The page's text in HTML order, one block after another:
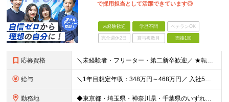
で採用担当として活躍できています◎
未経験歓迎 学歴不問 ベテランOK
完全週休2日 賞与複数月 面接1回
応募資格 ＼未経験者・フリーター・第二新卒歓迎／ ★転職回数4回の社員も現在は中心メンバーとして活躍中 ◆正社員デビューOK！ ◆学歴・経験一切不問 ▼----面接担当者より----▼ 「過去は変えられない
給与 ＼1年目想定年収：348万円～468万円／ 入社5年目で月給60.8万円も実現可能！ 月給：25万円～35万円＋交通費全額支給＋資格手当＋賞与など ※経験・スキルを考慮の上、決定します ※残業代は
勤務地 ◆東京都・埼玉県・神奈川県・千葉県のいずれかの携帯ショップやイベント会場に配属 ◆「家から近い場所で働きたい！」という社員の要望に応えてプロジェクトを獲得した実例あり ■本社 東京都豊島区南池袋2-